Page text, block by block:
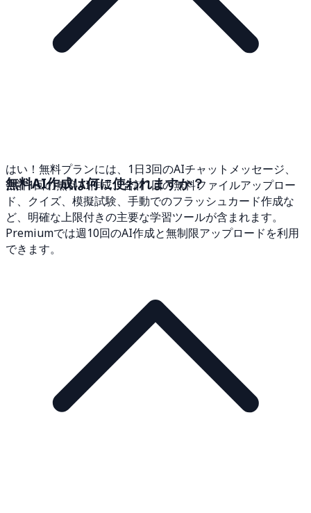
はい！無料プランには、1日3回のAIチャットメッセージ、
合計1回の無料AI作成、合計1回の無料ファイルアップロー
ド、クイズ、模擬試験、手動でのフラッシュカード作成な
ど、明確な上限付きの主要な学習ツールが含まれます。
Premiumでは週10回のAI作成と無制限アップロードを利用
できます。
無料AI作成は何に使われますか？